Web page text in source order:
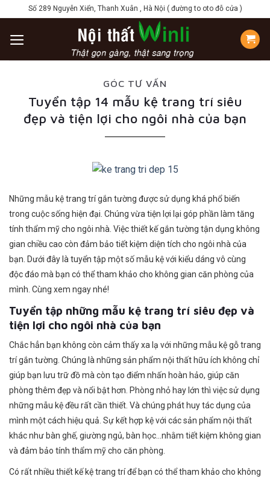
to
content
Số 289 Nguyễn Xiển, Thanh Xuân , Hà Nội ( đường to oto đỗ cửa )
GÓC TƯ VẤN
Tuyển tập 14 mẫu kệ trang trí siêu
đẹp và tiện lợi cho ngôi nhà của bạn
Những mẫu kệ trang trí gắn tường được sử dụng khá phổ biến
trong cuộc sống hiện đại. Chúng vừa tiện lợi lại góp phần làm tăng
tính thẩm mỹ cho ngôi nhà. Việc thiết kế gắn tường tận dụng không
gian chiều cao còn đảm bảo tiết kiệm diện tích cho ngôi nhà của
bạn. Dưới đây là tuyển tập một số mẫu kệ với kiểu dáng vô cùng
độc đáo mà bạn có thể tham khảo cho không gian căn phòng của
mình. Cùng xem ngay nhé!
Tuyển tập những mẫu kệ trang trí siêu đẹp và
tiện lợi cho ngôi nhà của bạn
Chắc hẳn bạn không còn cảm thấy xa lạ với những mẫu kệ gỗ trang
trí gắn tường. Chúng là những sản phẩm nội thất hữu ích không chỉ
giúp bạn lưu trữ đồ mà còn tạo điểm nhấn hoàn hảo, giúp căn
phòng thêm đẹp và nổi bật hơn. Phòng nhỏ hay lớn thì việc sử dụng
những mẫu kệ đều rất cần thiết. Và chúng phát huy tác dụng của
mình một cách hiệu quả. Sự kết hợp kệ với các sản phẩm nội thất
khác như bàn ghế, giường ngủ, bàn học…nhằm tiết kiệm không gian
và đảm bảo tính thẩm mỹ cho căn phòng.
Có rất nhiều thiết kế kệ trang trí để bạn có thể tham khảo cho không